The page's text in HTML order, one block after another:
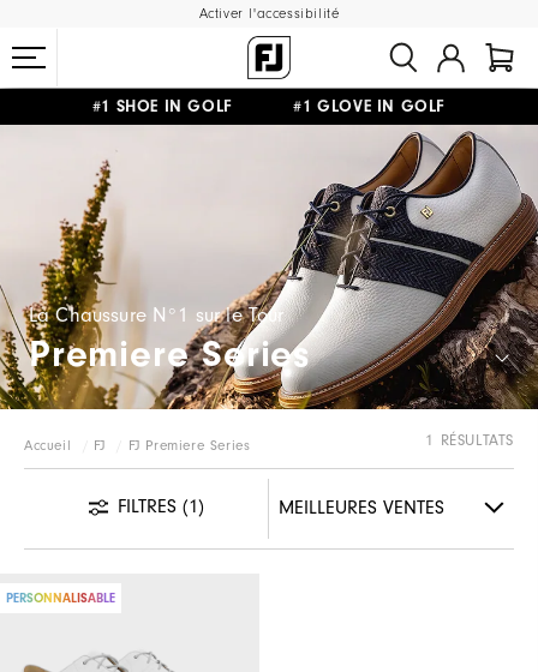
Activer l'accessibilité
#1 SHOE IN GOLF #1 GLOVE IN GOLF
RETOUR GRATUIT
La Chaussure N°1 sur le Tour
Premiere Series
Accueil FJ FJ Premiere Series 1 RÉSULTATS
FILTRES (1)
PERSONNALISABLE